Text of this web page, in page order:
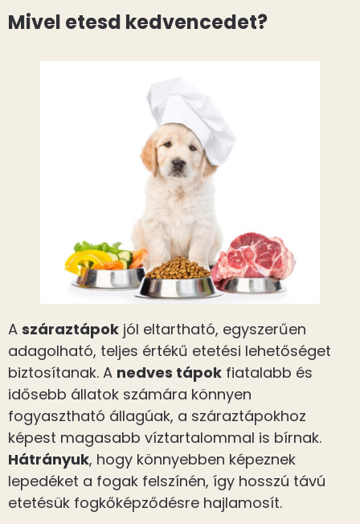
Mivel etesd kedvencedet?
A száraztápok jól eltartható, egyszerűen
adagolható, teljes értékű etetési lehetőséget
biztosítanak. A nedves tápok fiatalabb és
idősebb állatok számára könnyen
fogyasztható állagúak, a száraztápokhoz
képest magasabb víztartalommal is bírnak.
Hátrányuk, hogy könnyebben képeznek
lepedéket a fogak felszínén, így hosszú távú
etetésük fogkőképződésre hajlamosít.